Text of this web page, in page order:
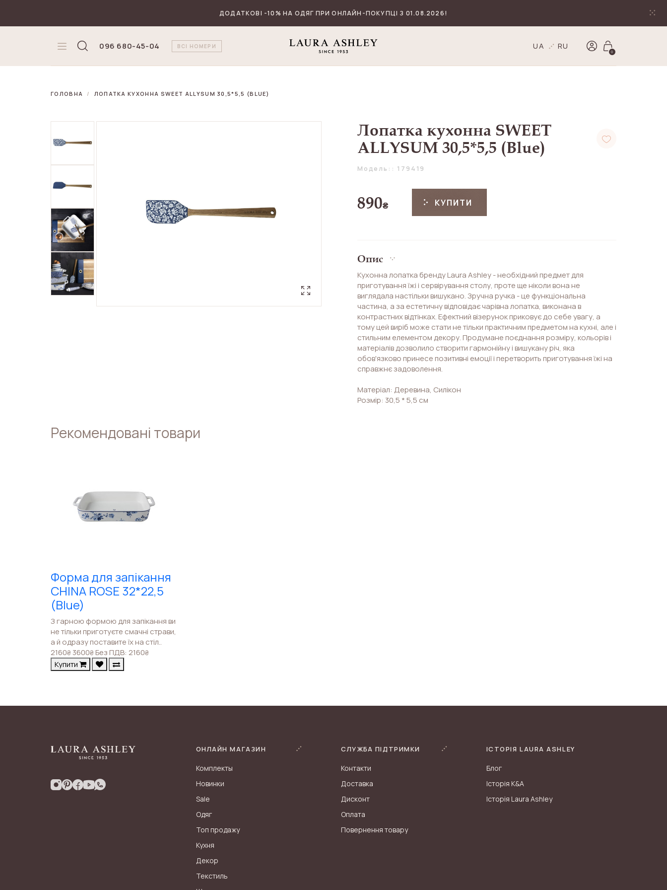
ДОДАТКОВІ -10% НА ОДЯГ ПРИ ОНЛАЙН-ПОКУПЦІ З 01.08.2026!
096 680-45-04 ВСІ НОМЕРИ UA RU
0
ГОЛОВНА ЛОПАТКА КУХОННА SWEET ALLYSUM 30,5*5,5 (BLUE)
Лопатка кухонна SWEET
ALLYSUM 30,5*5,5 (Blue)
Модель:: 179419
890₴ КУПИТИ
Опис
Кухонна лопатка бренду Laura Ashley - необхідний предмет для
приготування їжі і сервірування столу, проте ще ніколи вона не
виглядала настільки вишукано. Зручна ручка - це функціональна
частина, а за естетичну відповідає чарівна лопатка, виконана в
контрастних відтінках. Ефектний візерунок приковує до себе увагу, а
тому цей виріб може стати не тільки практичним предметом на кухні, але і
стильним елементом декору. Продумане поєднання розміру, кольорів і
матеріалів дозволило створити гармонійну і вишукану річ, яка
обов'язково принесе позитивні емоції і перетворить приготування їжі на
справжнє задоволення.
Матеріал: Деревина, Силікон
Розмір: 30,5 * 5,5 см
Рекомендовані товари
Форма для запікання
CHINA ROSE 32*22,5
(Blue)
З гарною формою для запікання ви
не тільки приготуєте смачні страви,
а й одразу поставите їх на стіл..
2160₴ 3600₴Без ПДВ: 2160₴
Купити
ОНЛАЙН МАГАЗИН
Комплекты
Новинки
Sale
Одяг
Топ продажу
Кухня
Декор
Текстиль
СЛУЖБА ПІДТРИМКИ
Контакти
Доставка
Дисконт
Оплата
Повернення товару
ІСТОРІЯ LAURA ASHLEY
Блог
Історія K&A
Історія Laura Ashley